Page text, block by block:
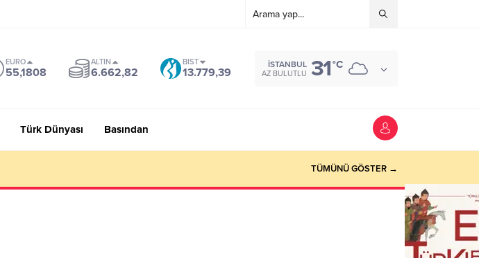
EURO
55,1808
ALTIN
6.662,82
BIST
13.779,39
İSTANBUL
AZ BULUTLU 31°C
Türk Dünyası Basından
TÜMÜNÜ GÖSTER →